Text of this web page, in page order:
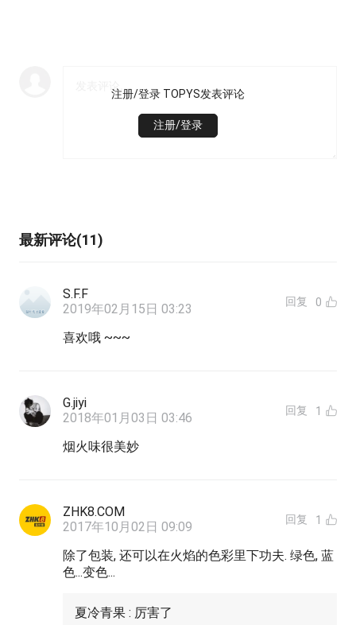
注册/登录 TOPYS发表评论
注册/登录
最新评论(11)
S.F.F
2019年02月15日 03:23
回复 0
喜欢哦 ~~~
G.jiyi
2018年01月03日 03:46
回复 1
烟火味很美妙
ZHK8.COM
2017年10月02日 09:09
回复 1
除了包装, 还可以在火焰的色彩里下功夫. 绿色, 蓝
色...变色...
夏冷青果 : 厉害了